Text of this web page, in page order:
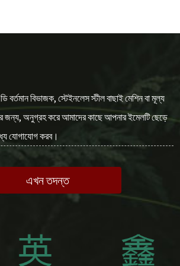
বর্তমান বিভাজক, স্টেইনলেস স্টীল বাছাই মেশিন বা মূল্য
জন্য, অনুগ্রহ করে আমাদের কাছে আপনার ইমেলটি ছেড়ে
যোগাযোগ করব।
এখন তদন্ত